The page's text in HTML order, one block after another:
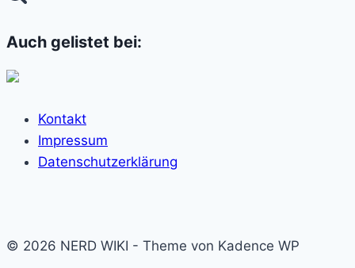
Auch gelistet bei:
Kontakt
Impressum
Datenschutzerklärung
© 2026 NERD WIKI - Theme von Kadence WP